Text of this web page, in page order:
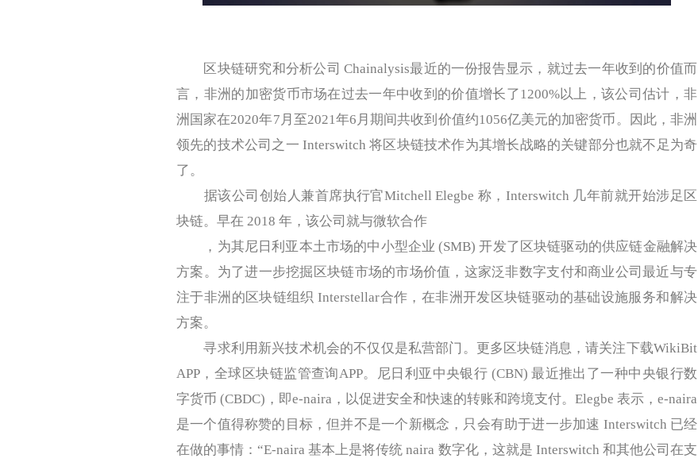
区块链研究和分析公司 Chainalysis最近的一份报告显示，就过去一年收到的价值而
言，非洲的加密货币市场在过去一年中收到的价值增长了1200%以上，该公司估计，非
洲国家在2020年7月至2021年6月期间共收到价值约1056亿美元的加密货币。因此，非洲
领先的技术公司之一 Interswitch 将区块链技术作为其增长战略的关键部分也就不足为奇
了。
据该公司创始人兼首席执行官Mitchell Elegbe 称，Interswitch 几年前就开始涉足区
块链。早在 2018 年，该公司就与微软合作
，为其尼日利亚本土市场的中小型企业 (SMB) 开发了区块链驱动的供应链金融解决
方案。为了进一步挖掘区块链市场的市场价值，这家泛非数字支付和商业公司最近与专
注于非洲的区块链组织 Interstellar合作，在非洲开发区块链驱动的基础设施服务和解决
方案。
寻求利用新兴技术机会的不仅仅是私营部门。更多区块链消息，请关注下载WikiBit
APP，全球区块链监管查询APP。尼日利亚中央银行 (CBN) 最近推出了一种中央银行数
字货币 (CBDC)，即e-naira，以促进安全和快速的转账和跨境支付。Elegbe 表示，e-naira
是一个值得称赞的目标，但并不是一个新概念，只会有助于进一步加速 Interswitch 已经
在做的事情：“E-naira 基本上是将传统 naira 数字化，这就是 Interswitch 和其他公司在支